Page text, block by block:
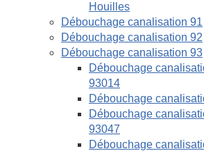
Houilles
Débouchage canalisation 91
Débouchage canalisation 92
Débouchage canalisation 93
Débouchage
93014
Débouchage
Débouchage
93047
Débouchage